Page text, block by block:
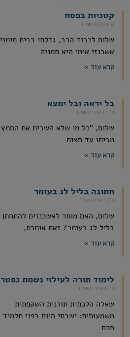
קטניות בפסח
א׳ בניסן תשפ״ו
שלום לכבוד הרב, גדלתי בבית תימני
אשכנזי אימי היא תמניה
קרא עוד »
בל יראה ובל ימצא
כ״ח באדר תשפ״ו
שלום, "כל מי שלא השבית את החמץ
מביתו עד חצות
קרא עוד »
חתונה בליל לג בעומר
כ״ז באדר תשפ״ו
שלום, האם מותר לאשכנזים להתחתן
בליל לג בעומר? זאת אומרת,
קרא עוד »
לימוד תורה לעילוי נשמת נפטר
כ״ו באדר תשפ״ו
שאלה הלכתית תורנית השקפתית
משמעותית: ישבתי היום בפני תלמיד
חכם